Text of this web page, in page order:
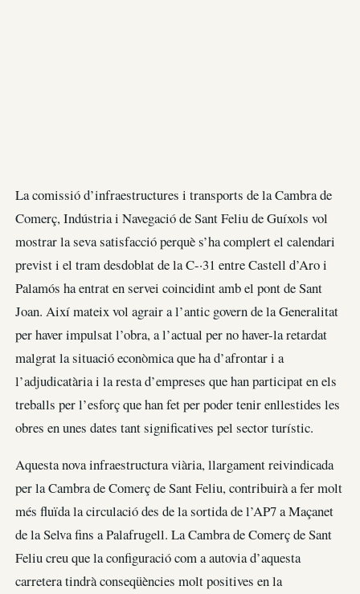
La comissió d’infraestructures i transports de la Cambra de
Comerç, Indústria i Navegació de Sant Feliu de Guíxols vol
mostrar la seva satisfacció perquè s’ha complert el calendari
previst i el tram desdoblat de la C-·31 entre Castell d’Aro i
Palamós ha entrat en servei coincidint amb el pont de Sant
Joan. Així mateix vol agrair a l’antic govern de la Generalitat
per haver impulsat l’obra, a l’actual per no haver-la retardat
malgrat la situació econòmica que ha d’afrontar i a
l’adjudicatària i la resta d’empreses que han participat en els
treballs per l’esforç que han fet per poder tenir enllestides les
obres en unes dates tant significatives pel sector turístic.
Aquesta nova infraestructura viària, llargament reivindicada
per la Cambra de Comerç de Sant Feliu, contribuirà a fer molt
més fluïda la circulació des de la sortida de l’AP7 a Maçanet
de la Selva fins a Palafrugell. La Cambra de Comerç de Sant
Feliu creu que la configuració com a autovia d’aquesta
carretera tindrà conseqüències molt positives en la